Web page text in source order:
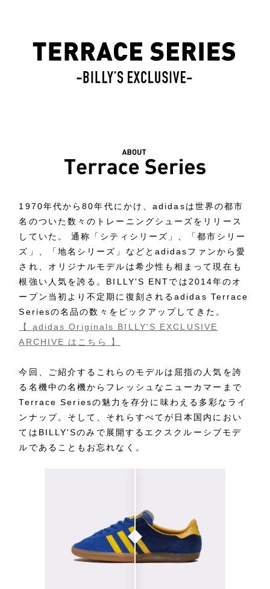
1970年代から80年代にかけ、adidasは世界の都市
名のついた数々のトレーニングシューズをリリース
していた。 通称「シティシリーズ」、「都市シリー
ズ」、「地名シリーズ」などとadidasファンから愛
され、オリジナルモデルは希少性も相まって現在も
根強い人気を誇る。BILLY'S ENTでは2014年のオ
ープン当初より不定期に復刻されるadidas Terrace
Seriesの名品の数々をピックアップしてきた。
【 adidas Originals BILLY'S EXCLUSIVE
ARCHIVE はこちら 】
今回、ご紹介するこれらのモデルは屈指の人気を誇
る名機中の名機からフレッシュなニューカマーまで
Terrace Seriesの魅力を存分に味わえる多彩なライ
ンナップ。そして、それらすべてが日本国内におい
てはBILLY'Sのみで展開するエクスクルーシブモデ
ルであることもお忘れなく。